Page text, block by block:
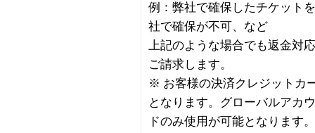
例：弊社で確保したチケット
社で確保が不可、など
上記のような場合でも返金対
ご請求します。
※ お客様の決済クレジットカ
となります。グローバルアカ
ドのみ使用が可能となります。